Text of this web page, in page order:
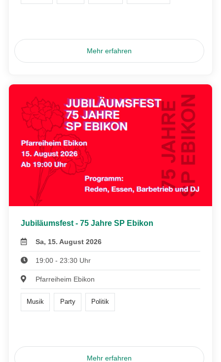
Mehr erfahren
Jubiläumsfest - 75 Jahre SP Ebikon
Sa, 15. August 2026
19:00 - 23:30 Uhr
Pfarreiheim Ebikon
Musik Party Politik
Mehr erfahren